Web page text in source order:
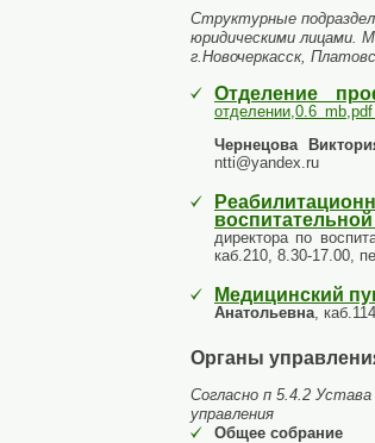
Структурные
юридическими лицами.
г.Новочеркасск,
Отделение
отделении,0.6 mb,pdf
Чернецова
ntti@yandex.ru
директора по
каб.210, 8.30-17.00,
Медицинский
Анатольевна,
Органы
Согласно п 5.4.2
управления
Общее собрание